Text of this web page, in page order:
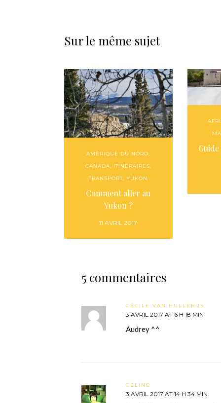
Sur le même sujet
AMÉRIQUE DU NORD,
CANADA, ITINÉRAIRES,
TRANSPORT,YUKON
Comment aller au
Yukon ?
11 AVRIL 2017
5 commentaires
CÉCILE VAN HULLEBUS
3 AVRIL 2017 AT 6 H 18 MIN
Audrey ^^
CÉLINE
3 AVRIL 2017 AT 14 H 34 MIN